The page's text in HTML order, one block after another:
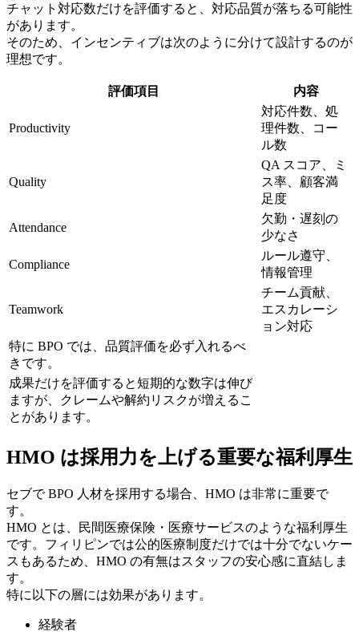
チャット対応数だけを評価すると、対応品質が落ちる可能性
があります。
そのため、インセンティブは次のように分けて設計するのが
理想です。
評価項目 内容
Productivity
対応件数、処
理件数、コー
ル数
Quality
QA スコア、ミ
ス率、顧客満
足度
Attendance
欠勤・遅刻の
少なさ
Compliance
ルール遵守、
情報管理
Teamwork
チーム貢献、
エスカレーシ
ョン対応
特に BPO では、品質評価を必ず入れるべ
きです。
成果だけを評価すると短期的な数字は伸び
ますが、クレームや解約リスクが増えるこ
とがあります。
HMO は採用力を上げる重要な福利厚生
セブで BPO 人材を採用する場合、HMO は非常に重要で
す。
HMO とは、民間医療保険・医療サービスのような福利厚生
です。フィリピンでは公的医療制度だけでは十分でないケー
スもあるため、HMO の有無はスタッフの安心感に直結しま
す。
特に以下の層には効果があります。
経験者